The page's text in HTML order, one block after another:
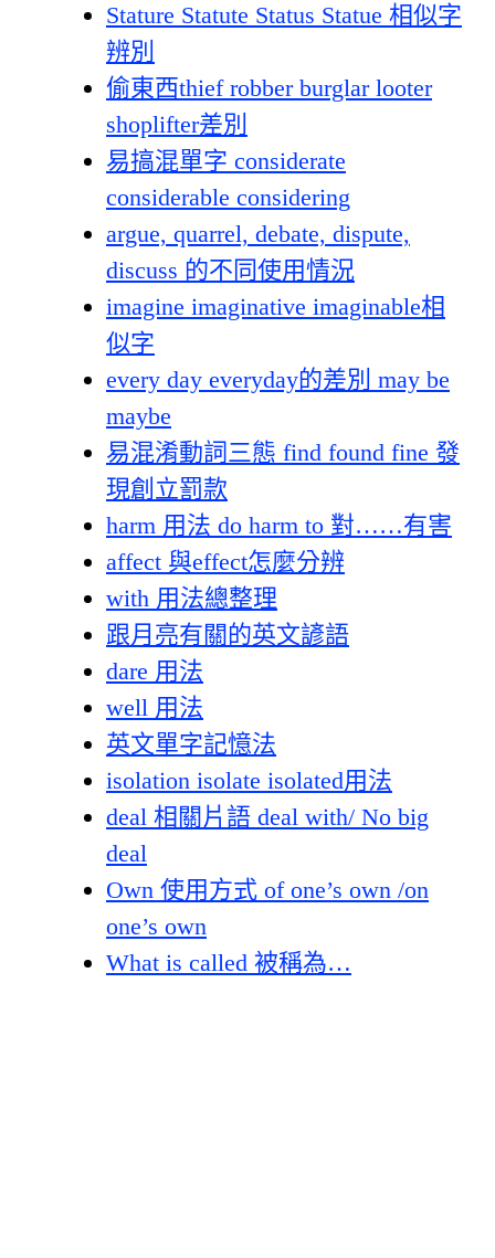
Stature Statute Status Statue 相似字
辨別
偷東西thief robber burglar looter
shoplifter差別
易搞混單字 considerate
considerable considering
argue, quarrel, debate, dispute,
discuss 的不同使用情況
imagine imaginative imaginable相
似字
every day everyday的差別 may be
maybe
易混淆動詞三態 find found fine 發
現創立罰款
harm 用法 do harm to 對……有害
affect 與effect怎麼分辨
with 用法總整理
跟月亮有關的英文諺語
dare 用法
well 用法
英文單字記憶法
isolation isolate isolated用法
deal 相關片語 deal with/ No big
deal
Own 使用方式 of one’s own /on
one’s own
What is called 被稱為…